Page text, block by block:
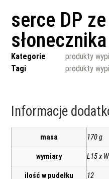
serce DP ze
słonecznika
Kategorie produkty
Tagi
produkty
Informacje
masa 170 g
wymiary L15 x
ilość w pudełku 12